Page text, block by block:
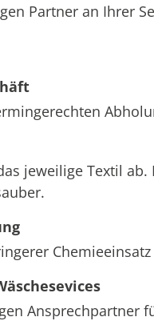
Partner an Ihrer
jeweilige Textil